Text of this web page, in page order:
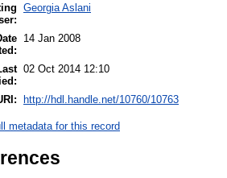
Georgia Aslani
14 Jan 2008
02 Oct 2014 12:10
http://hdl.handle.net/10760/10763
metadata for this record